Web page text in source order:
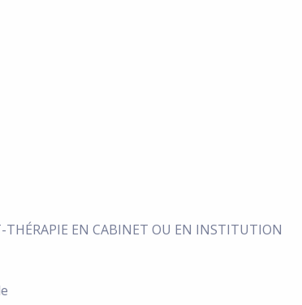
THÉRAPIE EN CABINET OU EN INSTITUTION